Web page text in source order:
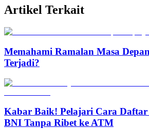
Artikel Terkait
Memahami Ramalan Masa
Terjadi?
Kabar Baik! Pelajari Cara
BNI Tanpa Ribet ke ATM